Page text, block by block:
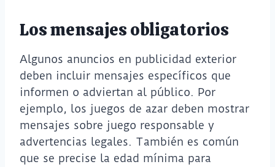
Los mensajes obligatorios
Algunos anuncios en publicidad exterior
deben incluir mensajes específicos que
informen o adviertan al público. Por
ejemplo, los juegos de azar deben mostrar
mensajes sobre juego responsable y
advertencias legales. También es común
que se precise la edad mínima para